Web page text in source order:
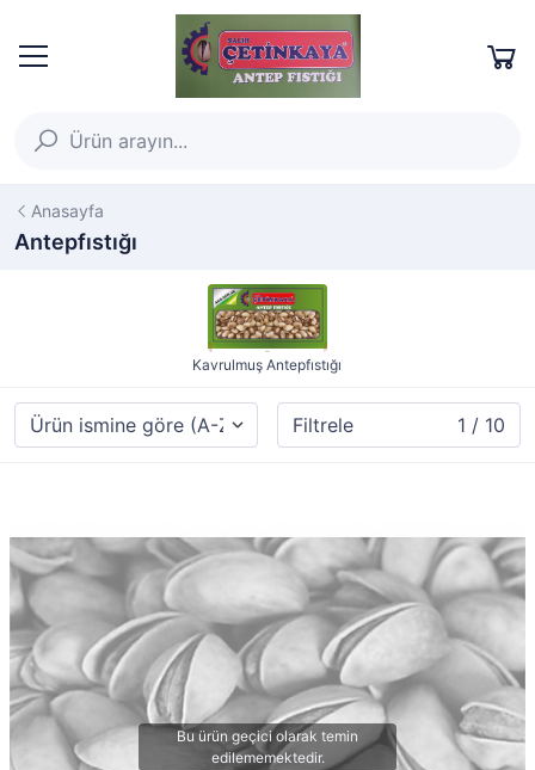
Anasayfa
Antepfıstığı
Kavrulmuş Antepfıstığı
Filtrele 1 / 10